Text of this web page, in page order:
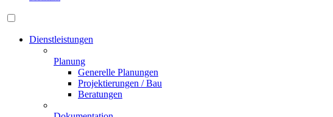
Dienstleistungen
Planung
Generelle Planungen
Projektierungen / Bau
Beratungen